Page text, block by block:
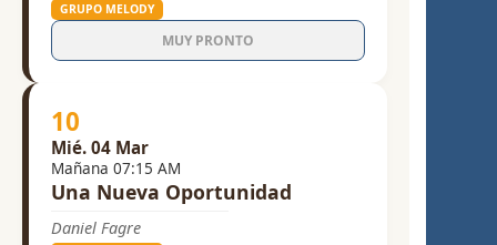
GRUPO MELODY
MUY PRONTO
10
Mié. 04 Mar
Mañana 07:15 AM
Una Nueva Oportunidad
Daniel Fagre